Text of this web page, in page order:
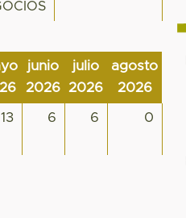
junio
2026
julio
2026
agosto
2026
13 6 6 0